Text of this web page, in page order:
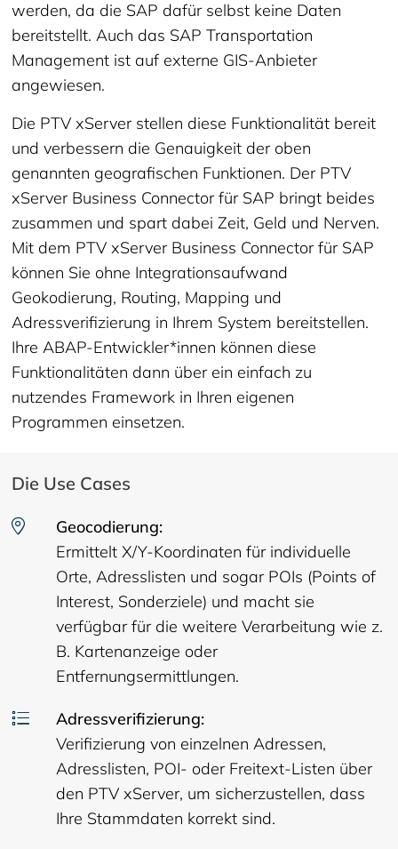
werden, da die SAP dafür selbst keine Daten
bereitstellt. Auch das SAP Transportation
Management ist auf externe GIS-Anbieter
angewiesen.
Die PTV xServer stellen diese Funktionalität bereit
und verbessern die Genauigkeit der oben
genannten geografischen Funktionen. Der PTV
xServer Business Connector für SAP bringt beides
zusammen und spart dabei Zeit, Geld und Nerven.
Mit dem PTV xServer Business Connector für SAP
können Sie ohne Integrationsaufwand
Geokodierung, Routing, Mapping und
Adressverifizierung in Ihrem System bereitstellen.
Ihre ABAP-Entwickler*innen können diese
Funktionalitäten dann über ein einfach zu
nutzendes Framework in Ihren eigenen
Programmen einsetzen.
Die Use Cases
Geocodierung:
Ermittelt X/Y-Koordinaten für individuelle
Orte, Adresslisten und sogar POIs (Points of
Interest, Sonderziele) und macht sie
verfügbar für die weitere Verarbeitung wie z.
B. Kartenanzeige oder
Entfernungsermittlungen.
Adressverifizierung:
Verifizierung von einzelnen Adressen,
Adresslisten, POI- oder Freitext-Listen über
den PTV xServer, um sicherzustellen, dass
Ihre Stammdaten korrekt sind.